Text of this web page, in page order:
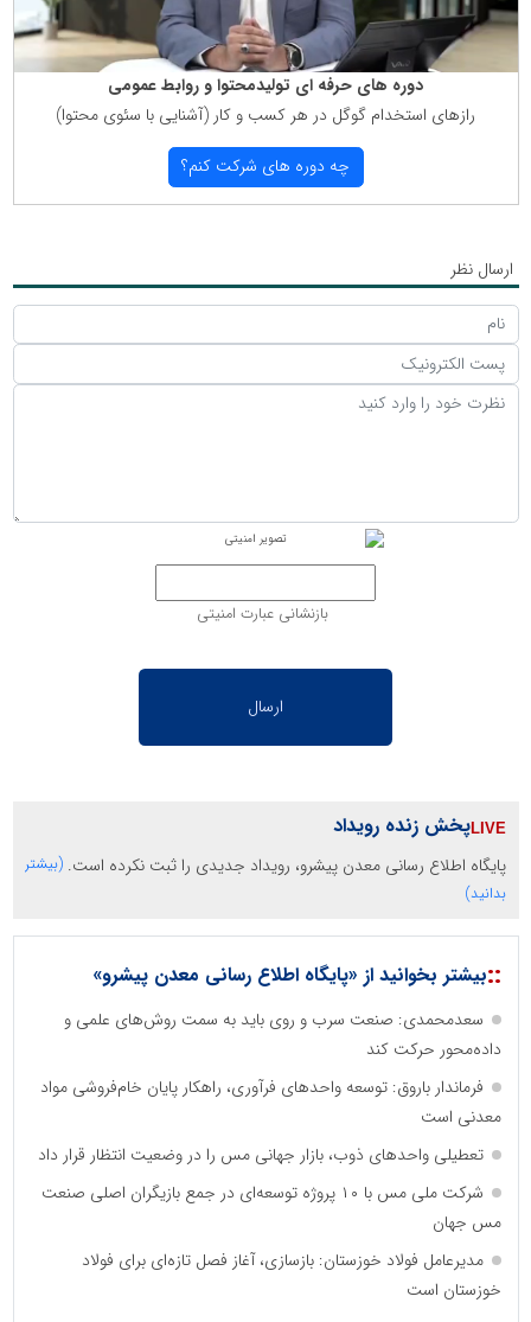
دوره های حرفه ای تولیدمحتوا و روابط عمومی
رازهای استخدام گوگل در هر كسب و كار (آشنایی با سئوی محتوا)
چه دوره های شركت كنم؟
ارسال نظر
بازنشانی عبارت امنیتی
پخش زنده رویداد
پایگاه اطلاع رسانی معدن پیشرو، رویداد جدیدی را ثبت نکرده است. (بیشتر
بدانید)
::بیشتر بخوانید از «پایگاه اطلاع رسانی معدن پیشرو»
سعدمحمدی: صنعت سرب و روی باید به سمت روش‌های علمی و
داده‌محور حرکت کند
فرماندار باروق: توسعه واحدهای فرآوری، راهکار پایان خام‌فروشی مواد
معدنی است
تعطیلی واحدهای ذوب، بازار جهانی مس را در وضعیت انتظار قرار داد
شرکت ملی مس با ۱۰ پروژه توسعه‌ای در جمع بازیگران اصلی صنعت
مس جهان
مدیرعامل فولاد خوزستان: بازسازی، آغاز فصل تازه‌ای برای فولاد
خوزستان است